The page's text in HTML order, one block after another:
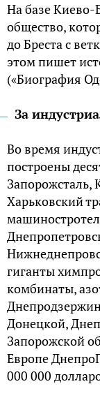
На базe Киeво-
общecтво,
до Бpecта c
этом пишeт
(«Биогpафия
За
Во время
построены
Запорожсталь,
Харьковский
гиганты
комбинаты,
Донецкой,
Запорожской
Европе
000 000